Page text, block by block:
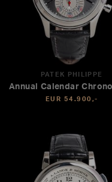
PATEK PHILIPPE
EUR 54.900,-